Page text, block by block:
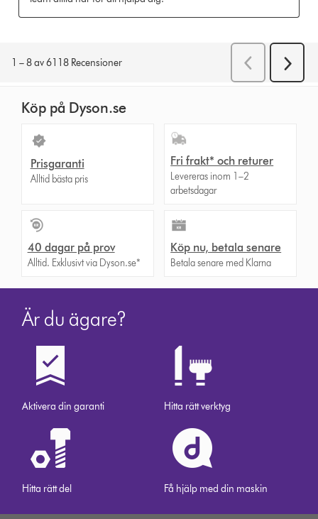
Köp på Dyson.se
Prisgaranti
Alltid bästa pris
Fri frakt* och returer
Levereras inom 1–2
arbetsdagar
40 dagar på prov
Alltid. Exklusivt via Dyson.se*
Köp nu, betala senare
Betala senare med Klarna
Är du ägare?
Aktivera din garanti Hitta rätt verktyg
Hitta rätt del Få hjälp med din maskin